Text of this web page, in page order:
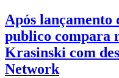
Após
publico compara
Krasinski com
Network